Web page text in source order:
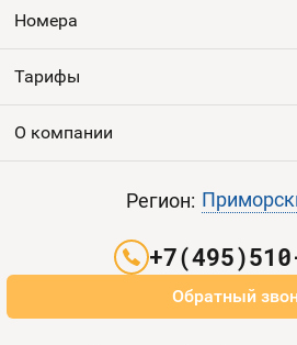
Номера
Все номера
Тарифы
Выгодные тарифы
О компании
Оплата и доставка
Регион:
Обратный